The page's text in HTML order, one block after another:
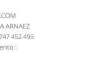
ARNAEZ
452 496
: